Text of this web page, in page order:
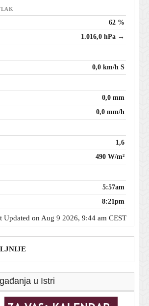
62 %
1.016,0 hPa →
0,0 km/h S
0,0 mm
0,0 mm/h
1,6
490 W/m²
5:57am
8:21pm
Updated on Aug 9 2026, 9:44 am CEST
u Istri